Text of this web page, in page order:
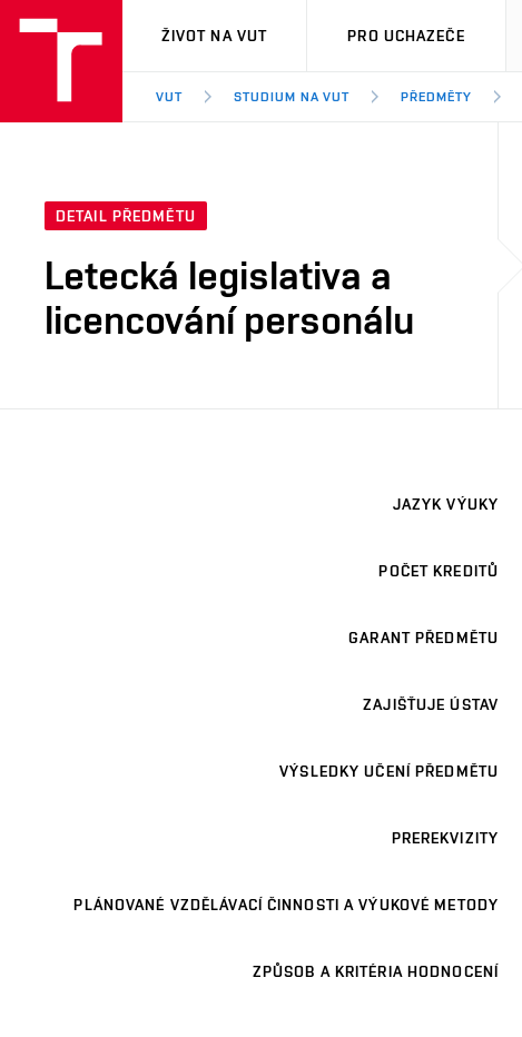
VUT
ŽIVOT NA VUT PRO UCHAZEČE
VUT STUDIUM NA VUT PŘEDMĚTY
DETAIL PŘEDMĚTU
Letecká legislativa a
licencování personálu
JAZYK VÝUKY
POČET KREDITŮ
GARANT PŘEDMĚTU
ZAJIŠŤUJE ÚSTAV
VÝSLEDKY UČENÍ PŘEDMĚTU
PREREKVIZITY
PLÁNOVANÉ VZDĚLÁVACÍ ČINNOSTI A VÝUKOVÉ METODY
ZPŮSOB A KRITÉRIA HODNOCENÍ